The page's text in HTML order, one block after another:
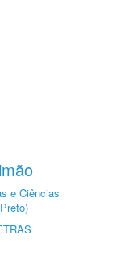
e Ciências